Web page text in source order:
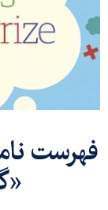
فهرست